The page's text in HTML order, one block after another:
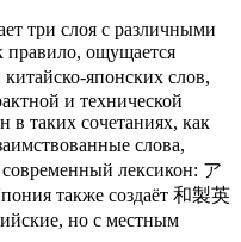
три слоя с различными
правило, ощущается
японских слов,
и технической
в таких сочетаниях, как
слова,
лексикон: ア
также создаёт 和製英
но с местным